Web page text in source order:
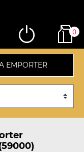
0
EMPORTER